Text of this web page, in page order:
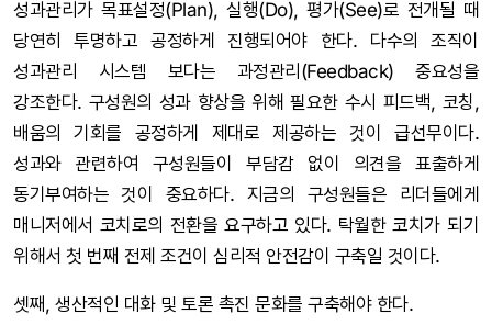
성과관리가 목표설정(Plan), 실행(Do), 평가(See)로 전개될 때
당연히 투명하고 공정하게 진행되어야 한다. 다수의 조직이
성과관리 시스템 보다는 과정관리(Feedback) 중요성을
강조한다. 구성원의 성과 향상을 위해 필요한 수시 피드백, 코칭,
배움의 기회를 공정하게 제대로 제공하는 것이 급선무이다.
성과와 관련하여 구성원들이 부담감 없이 의견을 표출하게
동기부여하는 것이 중요하다. 지금의 구성원들은 리더들에게
매니저에서 코치로의 전환을 요구하고 있다. 탁월한 코치가 되기
위해서 첫 번째 전제 조건이 심리적 안전감이 구축일 것이다.
셋째, 생산적인 대화 및 토론 촉진 문화를 구축해야 한다.